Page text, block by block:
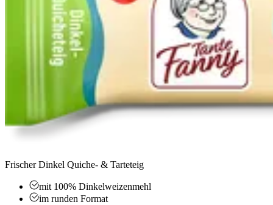
Frischer Dinkel Quiche- & Tarteteig
mit 100% Dinkelweizenmehl
im runden Format